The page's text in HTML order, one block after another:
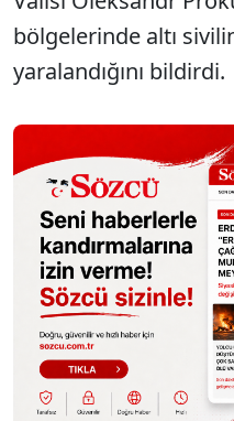
bölgelerinde altı
yaralandığını bildirdi.